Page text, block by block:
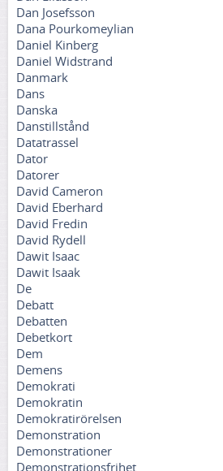
Dan Josefsson
Dana Pourkomeylian
Daniel Kinberg
Daniel Widstrand
Danmark
Dans
Danska
Danstillstånd
Datatrassel
Dator
Datorer
David Cameron
David Eberhard
David Fredin
David Rydell
Dawit Isaac
Dawit Isaak
De
Debatt
Debatten
Debetkort
Dem
Demens
Demokrati
Demokratin
Demokratirörelsen
Demonstration
Demonstrationer
Demonstrationsfrihet